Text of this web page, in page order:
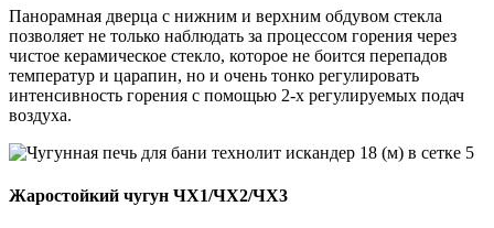
Панорамная дверца с нижним и верхним обдувом стекла
позволяет не только наблюдать за процессом горения через
чистое керамическое стекло, которое не боится перепадов
температур и царапин, но и очень тонко регулировать
интенсивность горения с помощью 2-х регулируемых подач
воздуха.
Жаростойкий чугун ЧХ1/ЧХ2/ЧХ3